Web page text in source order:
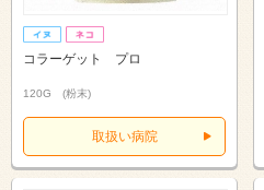
コラーゲット プロ
120G (粉末)
取扱い病院